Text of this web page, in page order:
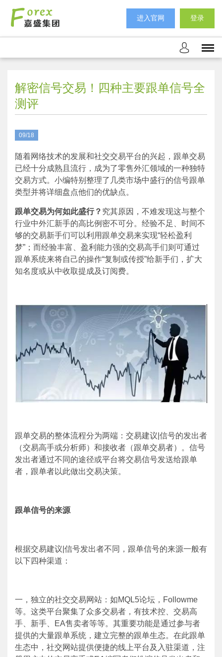
进入官网 登录
解密信号交易！四种主要跟单信号全
测评
09/18
随着网络技术的发展和社交交易平台的兴起，跟单交易
已经十分成熟且流行，成为了零售外汇领域的一种独特
交易方式。小编特别整理了几类市场中盛行的信号跟单
类型并将详细盘点他们的优缺点。
跟单交易为何如此盛行？ 究其原因，不难发现这与整个
行业中外汇新手的高比例密不可分。经验不足、时间不
够的交易新手们可以利用跟单交易来实现“轻松盈利
梦”；而经验丰富、盈利能力强的交易高手们则可通过
跟单系统来将自己的操作“复制或传授”给新手们，扩大
知名度或从中收取提成及订阅费。
跟单交易的整体流程分为两端：交易建议 信号的发出者
（交易高手或分析师）和接收者（跟单交易者）。信号
发出者通过不同的途径或平台将交易信号发送给跟单
者，跟单者以此做出交易决策。
跟单信号的来源
根据交易建议 信号发出者不同，跟单信号的来源一般有
以下四种渠道：
一，独立的社交交易网站：如MQL5论坛， Followme
等。这类平台聚集了众多交易者，有技术控、交易高
手、新手、
EA售卖者等等。其重要功能是通过参与者
提供的大量跟单系统，建立完整的跟单生态。在此跟单
生态中，社交网站提供便捷的线上平台及入驻渠道，注